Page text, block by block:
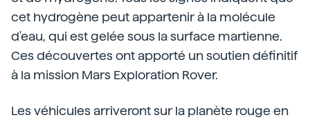
cet hydrogène peut appartenir à la molécule
d'eau, qui est gelée sous la surface martienne.
Ces découvertes ont apporté un soutien définitif
à la mission Mars Exploration Rover.
Les véhicules arriveront sur la planète rouge en